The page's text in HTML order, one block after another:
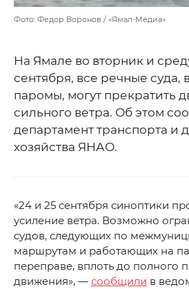
Фото: Федор Воронов / «Ямал-Медиа»
На Ямале во вторник и
сентября, все речные суда,
паромы, могут прекратить
сильного ветра. Об этом
департамент транспорта и
хозяйства ЯНАО.
«24 и 25 сентября синоптики
усиление ветра. Возможно
судов, следующих по
маршрутам и работающих на
переправе, вплоть до полного
движения», — сообщили в